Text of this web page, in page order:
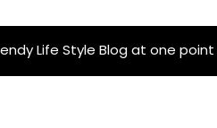
Life Style Blog at one point